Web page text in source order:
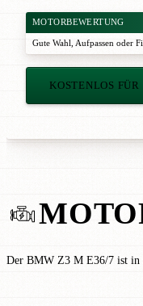
MOTORBEWERTUNG
Gute Wahl Aufpassen oder
KOSTENLOS
Der BMW Z3 M E36/7 ist in